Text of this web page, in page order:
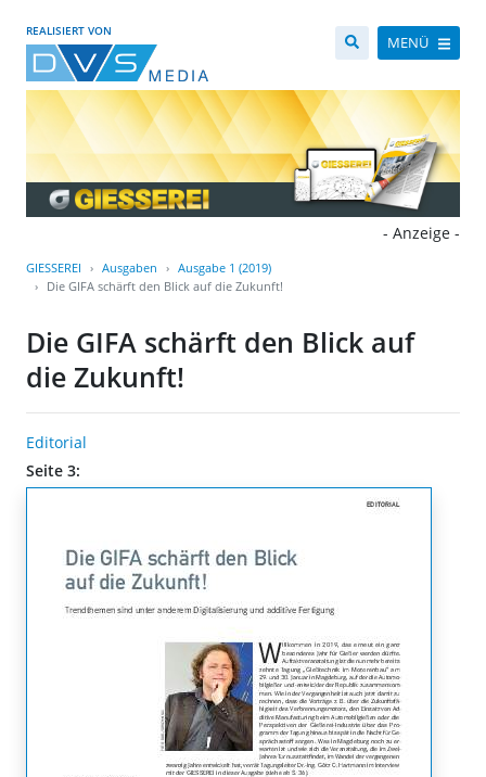
REALISIERT VON
MENÜ
- Anzeige -
GIESSEREI Ausgaben
Ausgabe 1 (2019)
Die GIFA schärft den Blick auf die Zukunft!
Die GIFA schärft den Blick auf
die Zukunft!
Editorial
Seite 3: